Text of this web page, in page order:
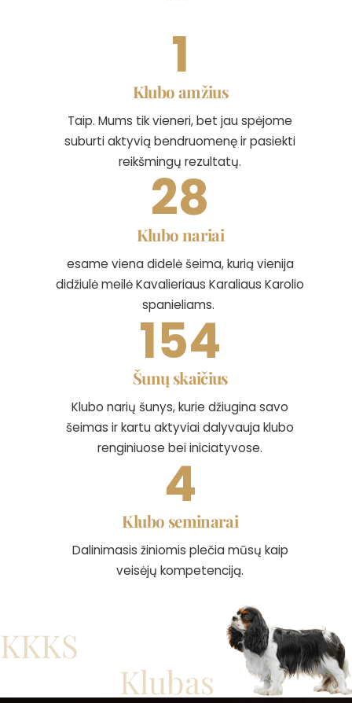
1
Klubo amžius
Taip. Mums tik vieneri, bet jau spėjome
suburti aktyvią bendruomenę ir pasiekti
reikšmingų rezultatų.
28
Klubo nariai
esame viena didelė šeima, kurią vienija
didžiulė meilė Kavalieriaus Karaliaus Karolio
spanieliams.
154
Šunų skaičius
Klubo narių šunys, kurie džiugina savo
šeimas ir kartu aktyviai dalyvauja klubo
renginiuose bei iniciatyvose.
4
Klubo seminarai
Dalinimasis žiniomis plečia mūsų kaip
veisėjų kompetenciją.
KKKS
Klubas